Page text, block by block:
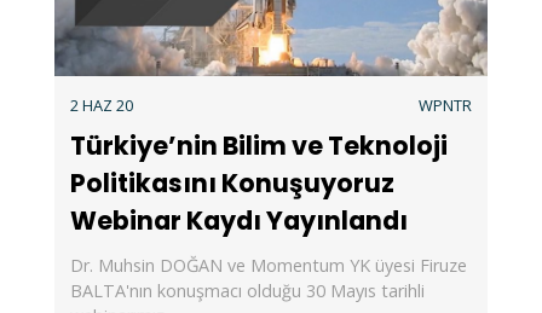
2 HAZ 20 WPNTR
Türkiye’nin Bilim ve Teknoloji
Politikasını Konuşuyoruz
Webinar Kaydı Yayınlandı
Dr. Muhsin DOĞAN ve Momentum YK üyesi Firuze
BALTA'nın konuşmacı olduğu 30 Mayıs tarihli